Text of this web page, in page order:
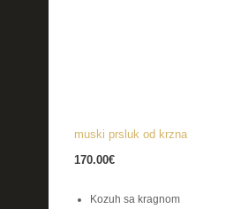
muski prsluk od krzna
170.00€
Kozuh sa kragnom